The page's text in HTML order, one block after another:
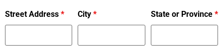
Street Address * City* State or Province *